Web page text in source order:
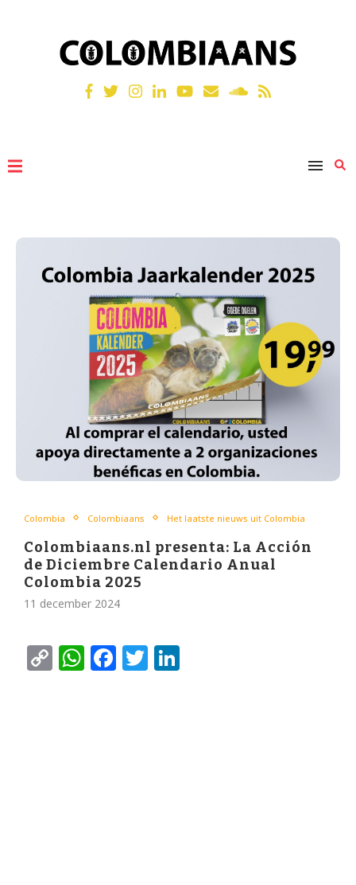
Colombia Colombiaans Het laatste nieuws uit Colombia
Colombiaans.nl presenta: La Acción
de Diciembre Calendario Anual
Colombia 2025
11 december 2024
CopyWhatsApp
Facebook
Twitter